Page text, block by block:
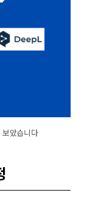
았습니다